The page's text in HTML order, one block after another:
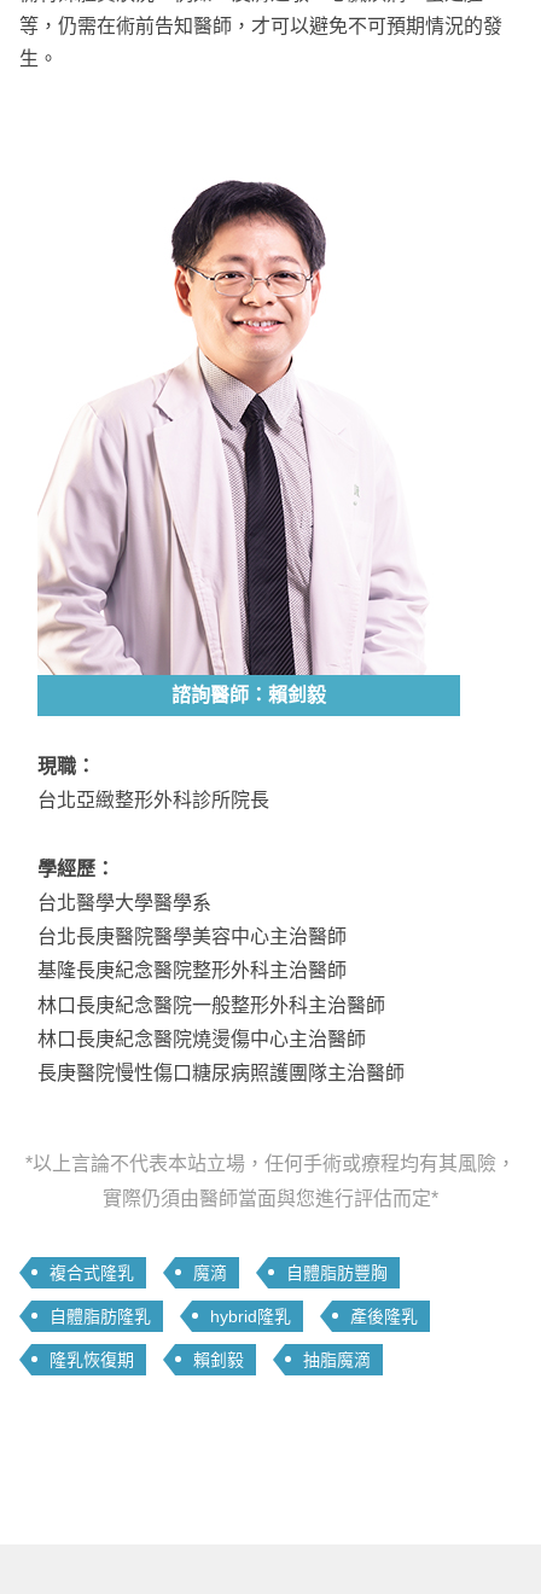
等，仍需在術前告知醫師，才可以避免不可預期情況的發
生。
諮詢醫師：賴釗毅
現職：
台北亞緻整形外科診所院長
學經歷：
台北醫學大學醫學系
台北長庚醫院醫學美容中心主治醫師
基隆長庚紀念醫院整形外科主治醫師
林口長庚紀念醫院一般整形外科主治醫師
林口長庚紀念醫院燒燙傷中心主治醫師
長庚醫院慢性傷口糖尿病照護團隊主治醫師
*以上言論不代表本站立場，任何手術或療程均有其風險，
實際仍須由醫師當面與您進行評估而定*
複合式隆乳 魔滴 自體脂肪豐胸
自體脂肪隆乳 hybrid隆乳 產後隆乳
隆乳恢復期 賴釗毅 抽脂魔滴